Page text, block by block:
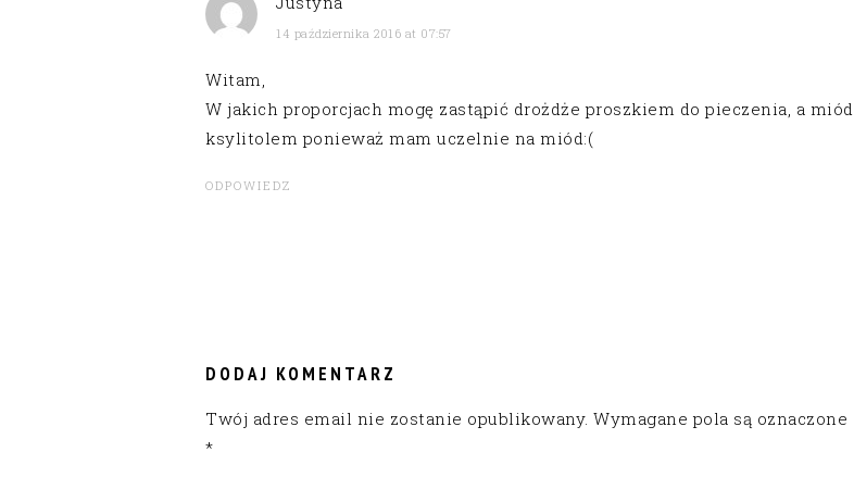
14 października 2016 at 07:57
Witam,
W jakich proporcjach mogę zastąpić drożdże proszkiem do pieczenia, a miód
ksylitolem ponieważ mam uczelnie na miód:(
ODPOWIEDZ
DODAJ KOMENTARZ
Twój adres email nie zostanie opublikowany. Wymagane pola są oznaczone
*